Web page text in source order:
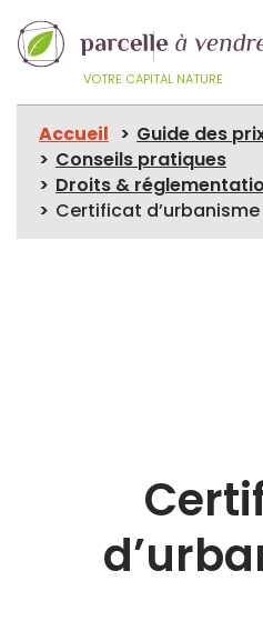
VOTRE CAPITAL NATURE
Accueil
Guide des
Conseils pratiques
Droits &
Certificat d’urbanisme